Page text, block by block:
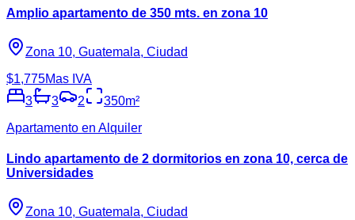
Amplio apartamento de 350 mts. en zona 10
Zona 10, Guatemala, Ciudad
$1,775Mas IVA
3
3 2 350m²
Apartamento en Alquiler
Lindo apartamento de 2 dormitorios en zona 10, cerca de
Universidades
Zona 10, Guatemala, Ciudad